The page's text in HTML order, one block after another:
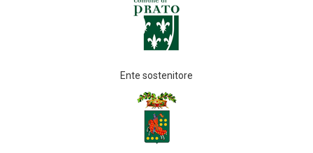
Ente sostenitore